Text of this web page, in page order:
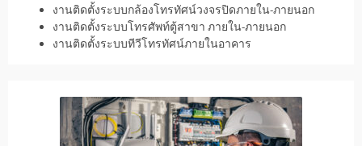
งานติดตั้งระบบกล้องโทรทัศน์วงจรปิดภายใน-ภายนอก
งานติดตั้งระบบโทรศัพท์ตู้สาขา ภายใน-ภายนอก
งานติดตั้งระบบทีวีโทรทัศน์ภายในอาคาร